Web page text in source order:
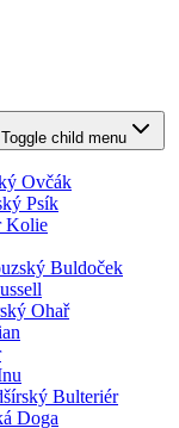
Toggle child menu
Ovčák
Psík
Kolie
Buldoček
Ohař
Bulteriér
Doga